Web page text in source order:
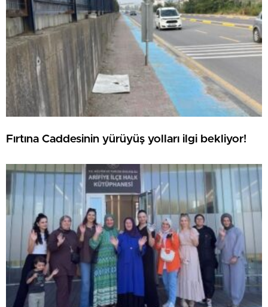
Fırtına Caddesinin yürüyüş yolları ilgi bekliyor!